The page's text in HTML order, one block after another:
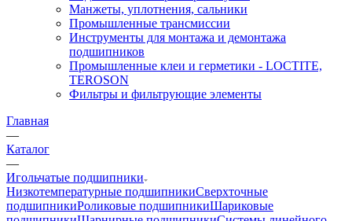
Манжеты, уплотнения, сальники
Промышленные трансмиссии
Инструменты для монтажа и демонтажа
подшипников
Промышленные клеи и герметики - LOCTITE,
TEROSON
Фильтры и фильтрующие элементы
Главная
—
Каталог
—
Игольчатые подшипники
Низкотемпературные подшипникиСверхточные
подшипникиРоликовые подшипникиШариковые